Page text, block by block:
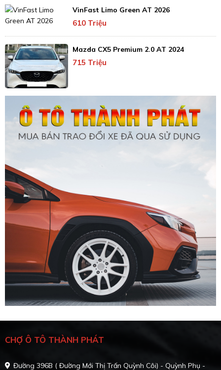
VinFast Limo Green AT 2026
610 Triệu
Mazda CX5 Premium 2.0 AT 2024
715 Triệu
CHỢ Ô TÔ THÀNH PHÁT
Đường 396B ( Đường Mới Thị Trấn Quỳnh Côi) - Quỳnh Phụ -